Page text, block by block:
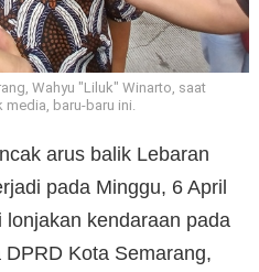
Wahyu "Liluk" Winarto, saat
baru-baru ini.
arus balik Lebaran
pada Minggu, 6 April
kendaraan pada
Kota Semarang,